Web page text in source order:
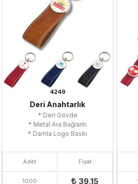
4249
Deri Anahtarlık
* Deri Gövde
* Metal Ara Bağlantı
* Damla Logo Baskı
Adet Fiyat
1000 39.15